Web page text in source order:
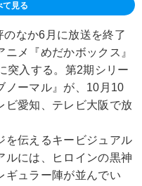
て見る
なか6月に放送を終了
メ『めだかボックス』
突入する。第2期シリー
ーマル』が、10月10
ビ愛知、テレビ大阪で放
を伝えるキービジュアル
ルには、ヒロインの黒神
ギュラー陣が並んでい